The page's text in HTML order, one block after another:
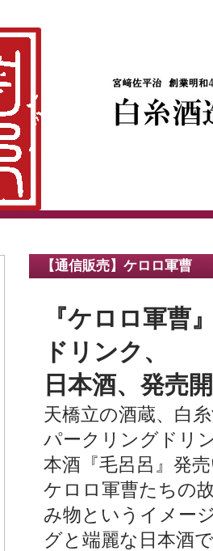
【通信販売】ケロロ軍曹
『ケロロ軍曹
ドリンク、
日本酒、発売
天橋立の酒蔵、白
パークリングドリ
本酒『毛呂呂』発
ケロロ軍曹たちの
み物というイメー
グと端麗な日本酒